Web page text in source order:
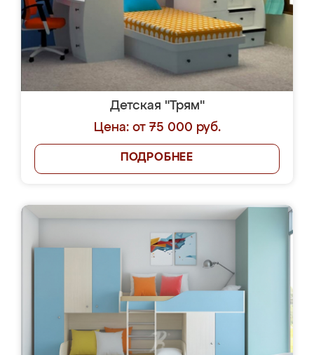
Детская "Трям"
Цена: от 75 000 руб.
ПОДРОБНЕЕ